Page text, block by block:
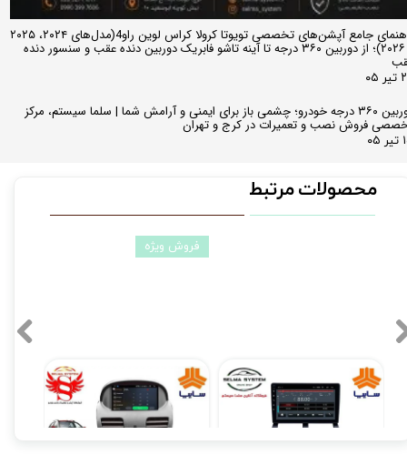
راهنمای جامع آپشن‌های تخصصی تویوتا کرولا کراس لوین راو4(مدل‌های ۲۰۲۴، ۲۰۲۵
و ۲۰۲۶)؛ از دوربین ۳۶۰ درجه تا آینه تاشو فابریک دوربین دنده عقب و سنسور دنده
دوربین ۳۶۰ درجه خودرو؛ چشمی باز برای ایمنی و آرامش شما | سلما سیستم، مرکز
فروش نصب و تعمیرات در کرج و تهران
محصولات مرتبط
مانیتور فابریک ساینا و کوییک 7 اینچ اندروید مدل W100
۱۰,۳۹۰,۰۰۰ تومان
فروش ویژه
مانیتور فابریکی اندروید تیبا TIBA فولتاچ مدل T3L
۱۲,۹۰۰,۰۰۰ تومان